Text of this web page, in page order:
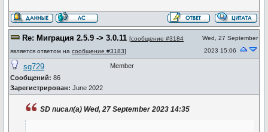
Re: Миграция 2.5.9 -> 3.0.11 [сообщение #3184
является ответом на сообщение #3183]
Wed, 27 September
2023 15:06
sg729
Сообщений: 86
Зарегистрирован: June 2022
Member
SD писал(а) Wed, 27 September 2023 14:35